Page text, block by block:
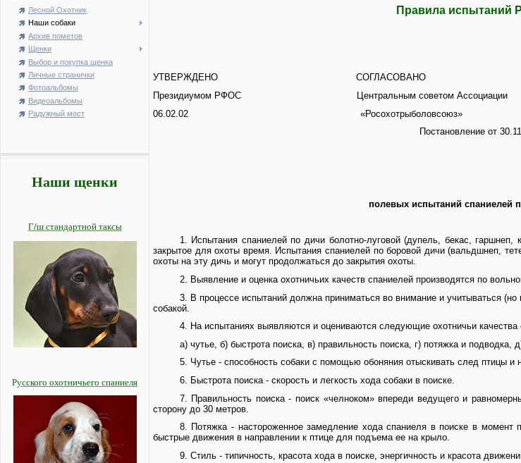
Лесной Охотник
Наши собаки
Архив пометов
Щенки
Выбор и покупка щенка
Личные странички
Фотоальбомы
Видеоальбомы
Радужный мост
Наши щенки
Г/ш стандартной таксы
Русского охотничьего спаниеля
Правила испытаний
УТВЕРЖДЕНО
СОГЛАСОВАНО
Президиумом РФОС
Центральным советом Ассоциации
06.02.02
«Росохотрыболовсоюз»
Постановление от
полевых испытаний спаниелей
1. Испытания спаниелей по дичи болотно-луговой (дупель, бекас, гаршнеп,
закрытое для охоты время. Испытания спаниелей по боровой дичи (вальдшнеп,
охоты на эту дичь и могут продолжаться до закрытия охоты.
2. Выявление и оценка охотничьих качеств спаниелей производятся по
3. В процессе испытаний должна приниматься во внимание и учитываться
собакой.
4. На испытаниях выявляются и оцениваются следующие охотничьи качества
а) чутье, б) быстрота поиска, в) правильность поиска, г) потяжка и
5. Чутье - способность собаки с помощью обоняния отыскивать след птицы и
6. Быстрота поиска - скорость и легкость хода собаки в поиске.
7. Правильность поиска - поиск «челноком» впереди ведущего и
сторону до 30 метров.
8. Потяжка - настороженное замедление хода спаниеля в поиске в
быстрые движения в направлении к птице для подъема ее на крыло.
9. Стиль - типичность, красота хода в поиске, энергичность и красота